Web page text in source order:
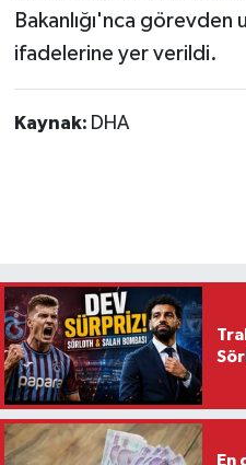
Bakanlığı'nca görevden
ifadelerine yer verildi.
Kaynak: DHA
En